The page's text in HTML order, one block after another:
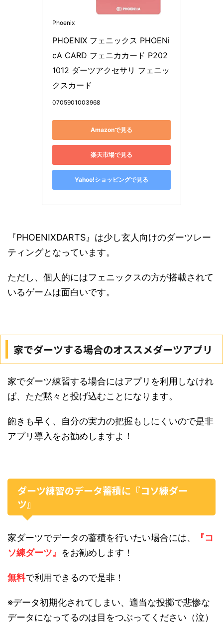
Phoenix
PHOENIX フェニックス PHOENi
cA CARD フェニカカード P202
1012 ダーツアクセサリ フェニッ
クスカード
0705901003968
Amazonで見る
楽天市場で見る
Yahoo!ショッピングで見る
『PHOENIXDARTS』は少し玄人向けのダーツレー
ティングとなっています。
ただし、個人的にはフェニックスの方が搭載されて
いるゲームは面白いです。
家でダーツする場合のオススメダーツアプリ
家でダーツ練習する場合にはアプリを利用しなけれ
ば、ただ黙々と投げ込むことになります。
飽きも早く、自分の実力の把握もしにくいので是非
アプリ導入をお勧めしますよ！
ダーツ練習のデータ蓄積に『コソ練ダー
ツ』
家ダーツでデータの蓄積を行いたい場合には、
『コ
ソ練ダーツ』 をお勧めします！
無料で利用できるので是非！
※データ初期化されてしまい、適当な投擲で悲惨な
データになってるのは目をつぶってください（泣）